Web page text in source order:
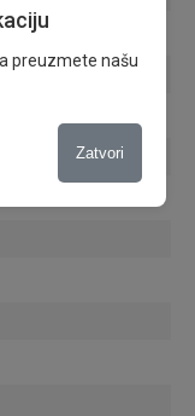
preuzmete našu
Zatvori